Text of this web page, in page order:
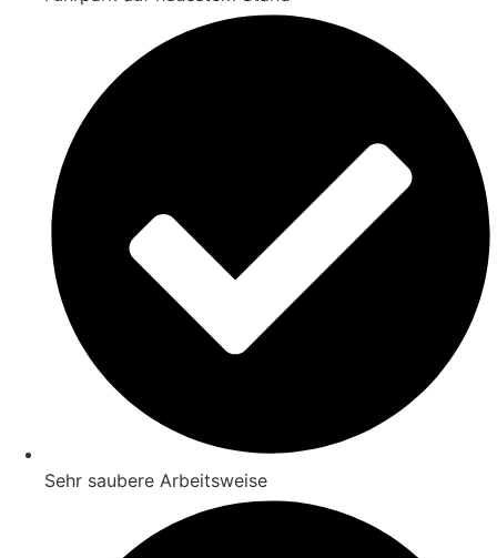
Sehr saubere Arbeitsweise